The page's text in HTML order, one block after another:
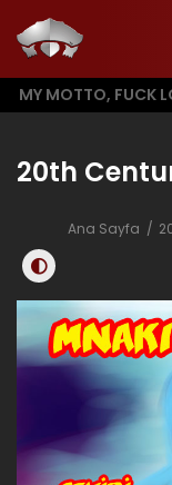
MY MOTTO, FUCK
20th
Ana Sayfa